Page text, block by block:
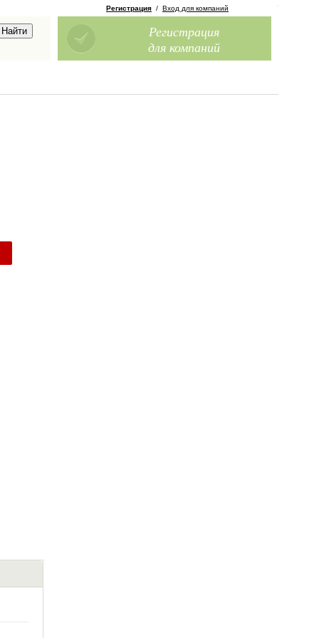
Регистрация / Вход для компаний
Регистрация
для компаний